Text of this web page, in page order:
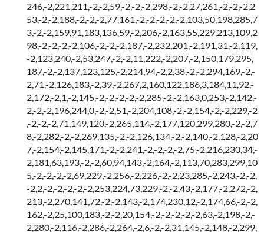
246,-2,221,211,-2,-2,59,-2,-2,-2,298,-2,-2,27,261,-2,-2,-2,2
53,-2,-2,188,-2,-2,-2,77,161,-2,-2,-2,-2,-2,103,50,198,285,7
3,-2,-2,159,91,183,136,59,-2,206,-2,163,55,229,213,109,2
98,-2,-2,-2,-2,106,-2,-2,-2,187,-2,232,201,-2,191,31,-2,119,
-2,123,240,-2,53,247,-2,-2,11,222,-2,207,-2,150,179,295,
187,-2,-2,137,123,125,-2,214,94,-2,2,38,-2,-2,294,169,-2,-
2,71,-2,126,183,-2,39,-2,267,2,160,122,186,3,184,11,92,-
2,172,-2,1,-2,145,-2,-2,-2,-2,-2,285,-2,-2,163,0,253,-2,142,-
2,-2,-2,196,244,0,-2,-2,51,-2,204,108,-2,-2,154,-2,-2,229,-2
,-2,-2,-2,71,149,120,-2,265,114,-2,177,120,299,280,-2,-2,7
8,-2,282,-2,-2,269,135,-2,-2,126,134,-2,-2,140,-2,128,-2,20
7,-2,154,-2,145,171,-2,-2,241,-2,-2,-2,-2,75,-2,216,230,34,-
2,181,63,193,-2,-2,60,94,143,-2,164,-2,113,70,283,299,10
5,-2,-2,-2,-2,69,229,-2,256,-2,226,-2,-2,23,285,-2,243,-2,-2,
-2,2,-2,-2,-2,-2,-2,253,224,73,229,-2,-2,43,-2,177,-2,272,-2,
213,-2,270,141,72,-2,-2,143,-2,174,230,12,-2,174,66,-2,-2,
162,-2,25,100,183,-2,-2,20,154,-2,-2,-2,-2,-2,63,-2,198,-2,-
2,280,-2,116,-2,286,-2,264,-2,6,-2,-2,31,145,-2,148,-2,299,